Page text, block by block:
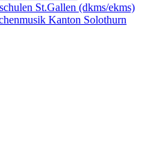
St.Gallen (dkms/ekms)
Kanton Solothurn